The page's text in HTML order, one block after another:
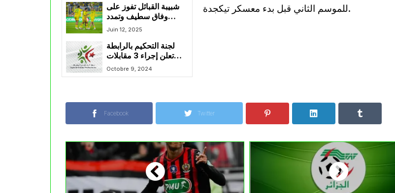
شبيبة القبائل تفوز على
وفاق سطيف وتمدد
السوسبانس على اللقب
Juin 12, 2025
لجنة التحكيم بالرابطة
تعلن إجراء 3 مقابلات
بتقنية “الفار”
Octobre 9, 2024
للموسم الثاني قبل بدء معسكر تيكجدة.
Facebook Twitter